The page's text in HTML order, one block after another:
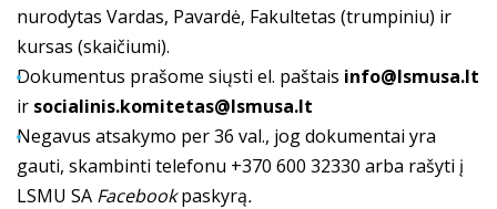
nurodytas Vardas, Pavardė, Fakultetas (trumpiniu) ir
kursas (skaičiumi).
Dokumentus prašome siųsti el. paštais info@lsmusa.lt
ir socialinis.komitetas@lsmusa.lt
Negavus atsakymo per 36 val., jog dokumentai yra
gauti, skambinti telefonu +370 600 32330 arba rašyti į
LSMU SA Facebookpaskyrą.